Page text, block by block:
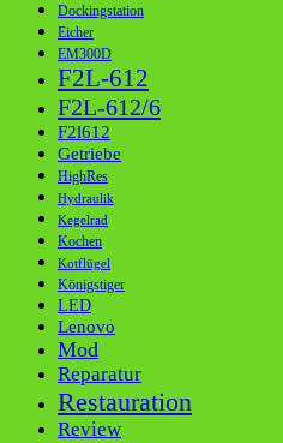
Dockingstation
Eicher
EM300D
F2L-612
F2L-612/6
F2l612
Getriebe
HighRes
Hydraulik
Kegelrad
Kochen
Kotflügel
Königstiger
LED
Lenovo
Mod
Reparatur
Restauration
Review